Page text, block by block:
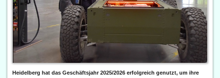
Heidelberg hat das Geschäftsjahr 2025/2026 erfolgreich genutzt, um ihre